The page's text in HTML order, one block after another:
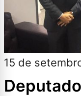
15 de